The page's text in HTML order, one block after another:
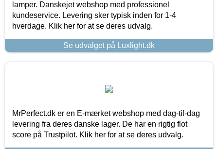
lamper. Danskejet webshop med professionel
kundeservice. Levering sker typisk inden for 1-4
hverdage. Klik her for at se deres udvalg.
Se udvalget på Luxlight.dk
MrPerfect.dk er en E-mærket webshop med dag-til-dag
levering fra deres danske lager. De har en rigtig flot
score på Trustpilot. Klik her for at se deres udvalg.